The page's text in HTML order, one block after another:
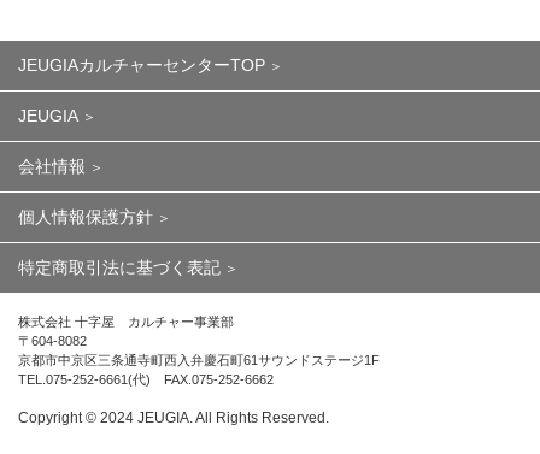
JEUGIAカルチャーセンターTOP
JEUGIA
会社情報
個人情報保護方針
特定商取引法に基づく表記
株式会社 十字屋 カルチャー事業部
〒604-8082
京都市中京区三条通寺町西入弁慶石町61サウンドステージ1F
TEL.075-252-6661(代) FAX.075-252-6662
Copyright ©︎ 2024 JEUGIA. All Rights Reserved.